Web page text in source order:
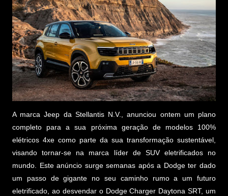
A marca Jeep da Stellantis N.V., anunciou ontem um plano
completo para a sua próxima geração de modelos 100%
elétricos 4xe como parte da sua transformação sustentável,
visando tornar-se na marca líder de SUV eletrificados no
mundo. Este anúncio surge semanas após a Dodge ter dado
um passo de gigante no seu caminho rumo a um futuro
eletrificado, ao desvendar o Dodge Charger Daytona SRT, um